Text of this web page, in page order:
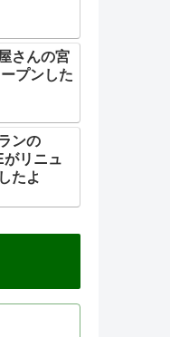
さんの宮
プンした
ンの
がリニュ
たよ